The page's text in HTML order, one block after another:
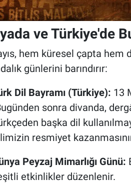
ve Türkiye'de
hem küresel çapta hem
günlerini barındırır:
Dil Bayramı (Türkiye): 13
sonra divanda,
başka dil
resmiyet
Peyzaj Mimarlığı Günü:
etkinlikler düzenlenir.